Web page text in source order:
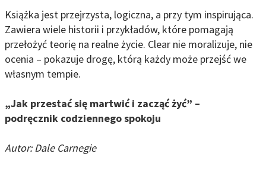
Książka jest przejrzysta, logiczna, a przy tym inspirująca.
Zawiera wiele historii i przykładów, które pomagają
przełożyć teorię na realne życie. Clear nie moralizuje, nie
ocenia – pokazuje drogę, którą każdy może przejść we
własnym tempie.
„Jak przestać się martwić i zacząć żyć” –
podręcznik codziennego spokoju
Autor: Dale Carnegie